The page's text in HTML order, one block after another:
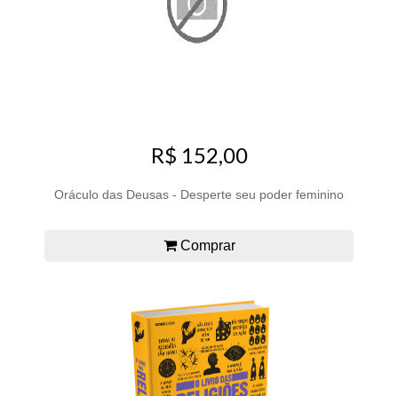
R$ 152,00
Oráculo das Deusas - Desperte seu poder feminino
Comprar